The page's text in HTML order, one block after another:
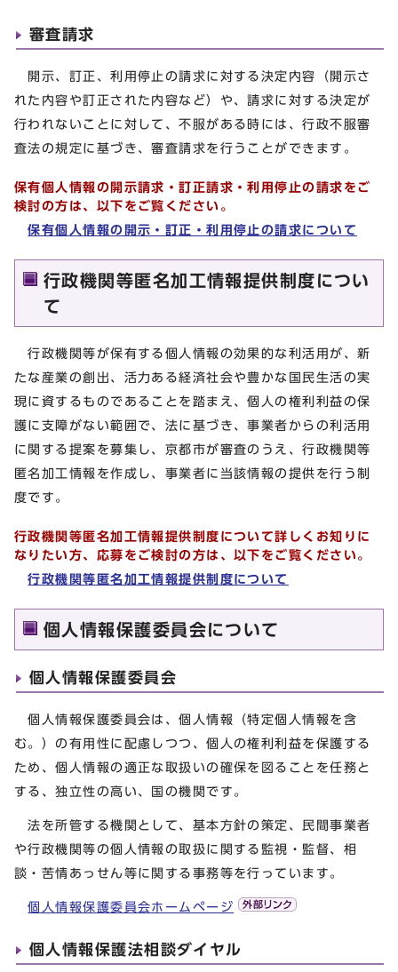
審査請求
開示、訂正、利用停止の請求に対する決定内容（開示さ
れた内容や訂正された内容など）や、請求に対する決定が
行われないことに対して、不服がある時には、行政不服審
査法の規定に基づき、審査請求を行うことができます。
保有個人情報の開示請求・訂正請求・利用停止の請求をご
検討の方は、以下をご覧ください。
保有個人情報の開示・訂正・利用停止の請求について
行政機関等匿名加工情報提供制度につい
て
行政機関等が保有する個人情報の効果的な利活用が、新
たな産業の創出、活力ある経済社会や豊かな国民生活の実
現に資するものであることを踏まえ、個人の権利利益の保
護に支障がない範囲で、法に基づき、事業者からの利活用
に関する提案を募集し、京都市が審査のうえ、行政機関等
匿名加工情報を作成し、事業者に当該情報の提供を行う制
度です。
行政機関等匿名加工情報提供制度について詳しくお知りに
なりたい方、応募をご検討の方は、以下をご覧ください。
行政機関等匿名加工情報提供制度について
個人情報保護委員会について
個人情報保護委員会
個人情報保護委員会は、個人情報（特定個人情報を含
む。）の有用性に配慮しつつ、個人の権利利益を保護する
ため、個人情報の適正な取扱いの確保を図ることを任務と
する、独立性の高い、国の機関です。
法を所管する機関として、基本方針の策定、民間事業者
や行政機関等の個人情報の取扱に関する監視・監督、相
談・苦情あっせん等に関する事務等を行っています。
個人情報保護委員会ホームページ
個人情報保護法相談ダイヤル